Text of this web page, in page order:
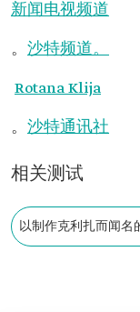
新闻电视频道
。 沙特频道。
Rotana Klija
。 沙特通讯社
相关测试
以制作克利扎而闻名